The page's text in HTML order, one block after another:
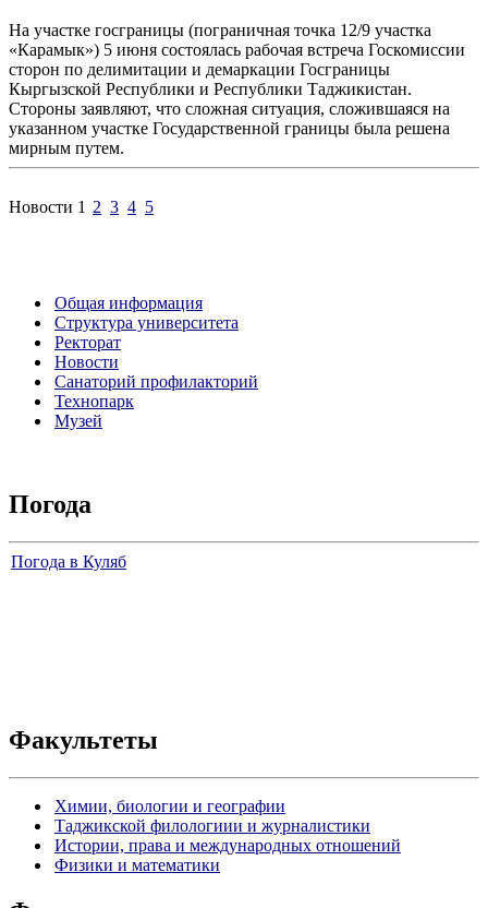
На участке госграницы (пограничная точка 12/9 участка
«Карамык») 5 июня состоялась рабочая встреча Госкомиссии
сторон по делимитации и демаркации Госграницы
Кыргызской Республики и Республики Таджикистан.
Стороны заявляют, что сложная ситуация, сложившаяся на
указанном участке Государственной границы была решена
мирным путем.
Новости 1 2 3 4 5
Общая информация
Структура университета
Ректорат
Новости
Санаторий профилакторий
Технопарк
Музей
Погода
Погода в Куляб
Факультеты
Химии, биологии и географии
Таджикской филологиии и журналистики
Истории, права и международных отношений
Физики и математики